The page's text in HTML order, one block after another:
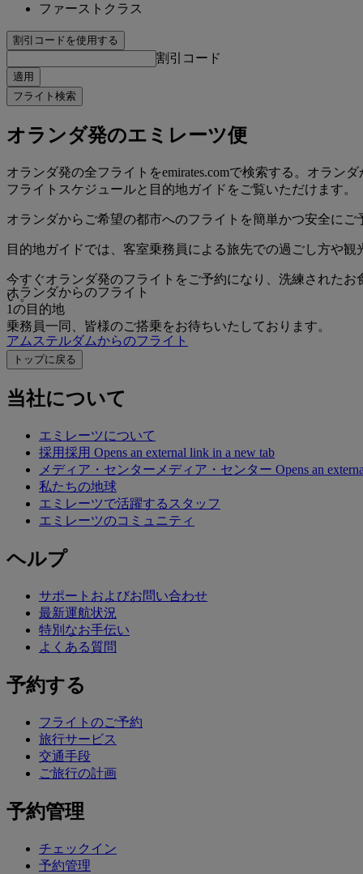
ファーストクラス
割引コードを使用する
割引コード
適用
フライト検索
オランダ発のエミレーツ便
オランダ発の全フライトをemirates.comで検索する。オラン
フライトスケジュールと目的地ガイドをご覧いただけます。
オランダからご希望の都市へのフライトを簡単かつ安全にご
目的地ガイドでは、客室乗務員による旅先での過ごし方や
今すぐオランダ発のフライトをご予約になり、洗練された
い。
乗務員一同、皆様のご搭乗をお待ちいたしております。
オランダからのフライト
1の目的地
アムステルダムからのフライト
トップに戻る
当社について
エミレーツについて
採用採用 Opens an external link in a new tab
メディア・センター メディア・センター Opens an
私たちの地球
エミレーツで活躍するスタッフ
エミレーツのコミュニティ
ヘルプ
サポートおよびお問い合わせ
最新運航状況
特別なお手伝い
よくある質問
予約する
フライトのご予約
旅行サービス
交通手段
ご旅行の計画
予約管理
チェックイン
予約管理